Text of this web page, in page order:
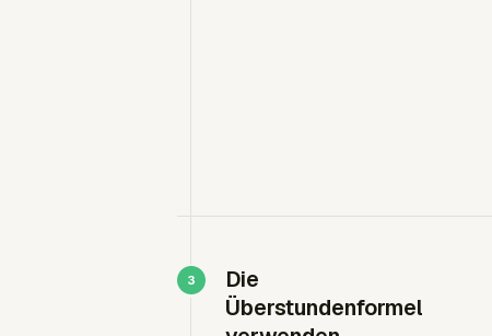
Die
Überstundenformel